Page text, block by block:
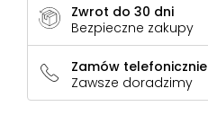
Zwrot do 30 dni
Bezpieczne zakupy
Zamów telefonicznie
Zawsze doradzimy